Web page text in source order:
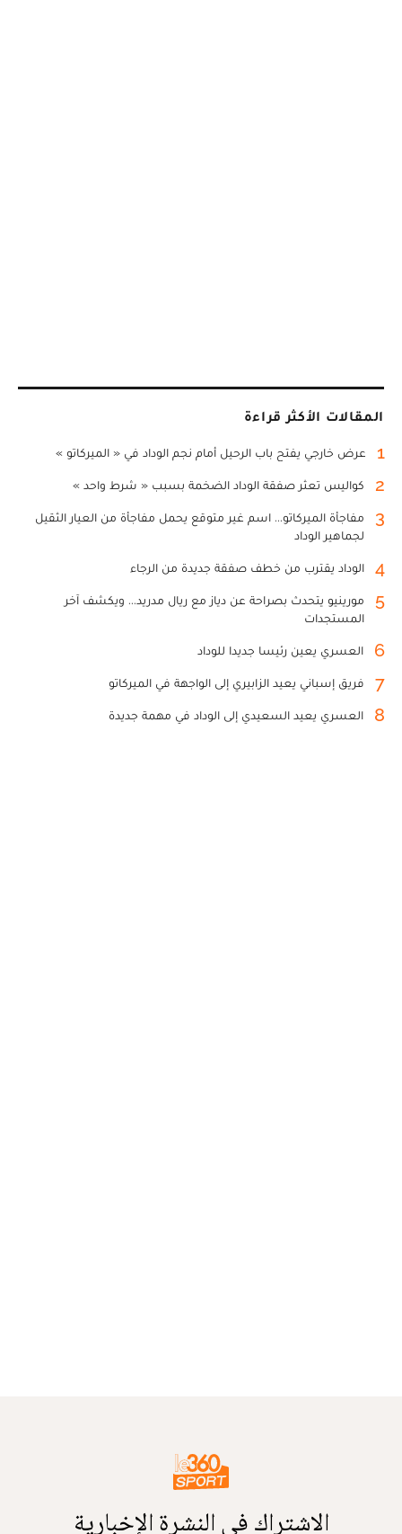
المقالات الأكثر قراءة
1 عرض خارجي يفتح باب الرحيل أمام نجم الوداد في « الميركاتو »
2 كواليس تعثر صفقة الوداد الضخمة بسبب « شرط واحد »
3
مفاجأة الميركاتو... اسم غير متوقع يحمل مفاجأة من العيار الثقيل
لجماهير الوداد
4 الوداد يقترب من خطف صفقة جديدة من الرجاء
5
مورينيو يتحدث بصراحة عن دياز مع ريال مدريد... ويكشف آخر
المستجدات
6 العسري يعين رئيسا جديدا للوداد
7 فريق إسباني يعيد الزابيري إلى الواجهة في الميركاتو
8 العسري يعيد السعيدي إلى الوداد في مهمة جديدة
الاشتراك في النشرة الإخبارية